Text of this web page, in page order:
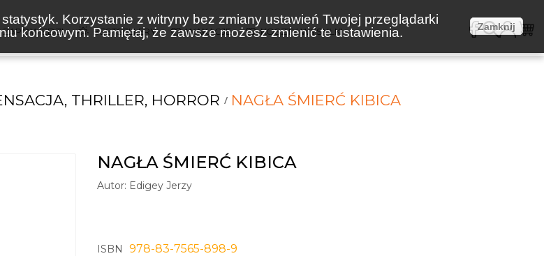
Korzystanie z witryny bez zmiany ustawień Twojej przeglądarki
końcowym. Pamiętaj, że zawsze możesz zmienić te ustawienia.
Zamknij
ZAPOWIEDZI BESTSELLERY WAKACJE KOSZTY WYSYŁKI
THRILLER, HORROR NAGŁA ŚMIERĆ KIBICA
NAGŁA ŚMIERĆ KIBICA
Autor: Edigey Jerzy
ISBN 978-83-7565-898-9